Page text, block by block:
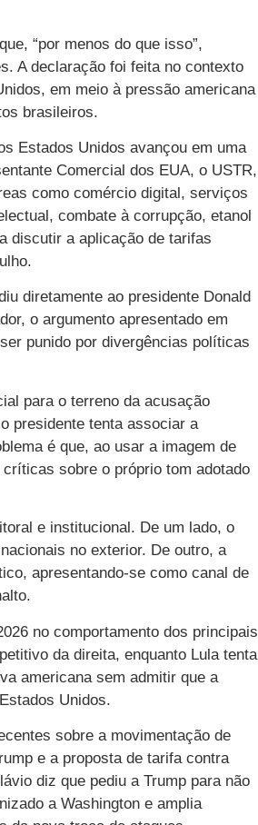
“por menos do que isso”,
A declaração foi feita no contexto
em meio à pressão americana
brasileiros.
Estados Unidos avançou em uma
Comercial dos EUA, o USTR,
como comércio digital, serviços
combate à corrupção, etanol
discutir a aplicação de tarifas
diretamente ao presidente Donald
o argumento apresentado em
punido por divergências políticas
para o terreno da acusação
presidente tenta associar a
é que, ao usar a imagem de
sobre o próprio tom adotado
e institucional. De um lado, o
no exterior. De outro, a
apresentando-se como canal de
no comportamento dos principais
da direita, enquanto Lula tenta
americana sem admitir que a
Unidos.
sobre a movimentação de
e a proposta de tarifa contra
diz que pediu a Trump para não
a Washington e amplia